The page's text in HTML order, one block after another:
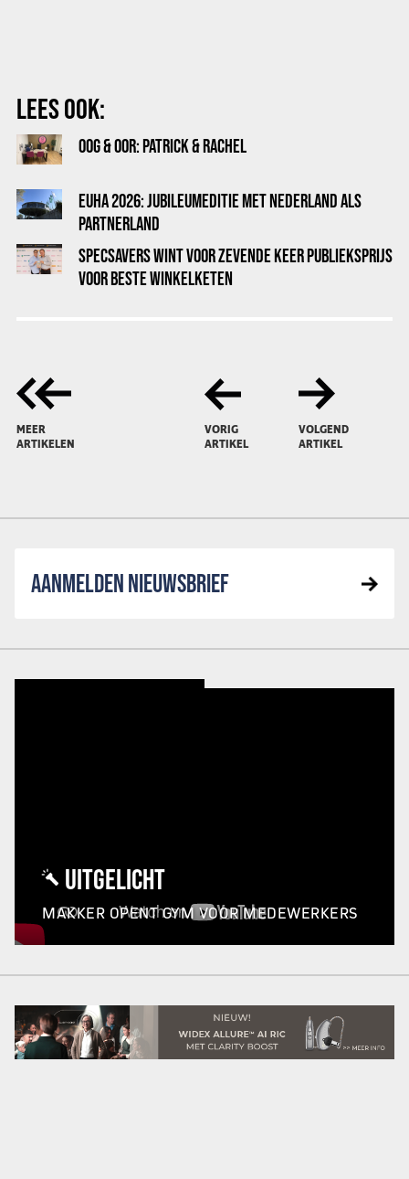
LEES OOK:
OOG & OOR: PATRICK & RACHEL
EUHA 2026: JUBILEUMEDITIE MET NEDERLAND ALS
PARTNERLAND
SPECSAVERS WINT VOOR ZEVENDE KEER PUBLIEKSPRIJS
VOOR BESTE WINKELKETEN
MEER
ARTIKELEN
VORIG
ARTIKEL
VOLGEND
ARTIKEL
AANMELDEN NIEUWSBRIEF
UITGELICHT
MAKKER OPENT GYM VOOR MEDEWERKERS